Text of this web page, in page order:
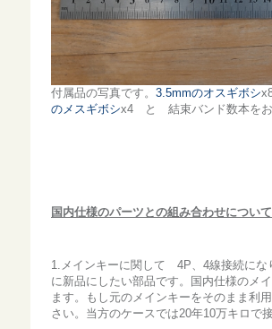
付属品の写真です。 3.5mmのオスギボシ
のメスギボシx4 と 結束バンド数本をお
国内仕様のパーツとの組み合わせについて
1.メインキーに関して 4P、4線接続にな
に新品にしたい部品です。国内仕様のメ
ます。もし元のメインキーをそのまま利
さい。当方のケースでは20年10万キロで